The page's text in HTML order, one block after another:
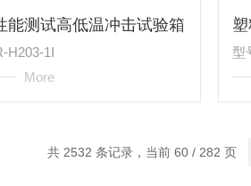
能测试高低温冲击试验箱
H203-1I
More
型
共 2532 条记录，当前 60 / 282 页